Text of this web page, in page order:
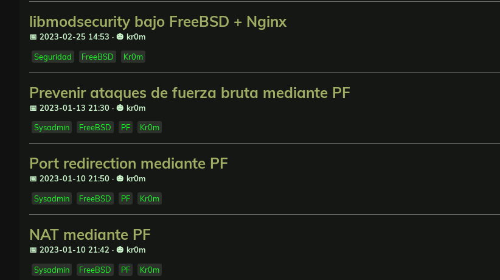
libmodsecurity bajo FreeBSD + Nginx
📅 2023-02-25 14:53 · 🎃 kr0m
Seguridad FreeBSD Kr0m
Prevenir ataques de fuerza bruta mediante PF
📅 2023-01-13 21:30 · 🎃 kr0m
Sysadmin FreeBSD PF Kr0m
Port redirection mediante PF
📅 2023-01-10 21:50 · 🎃 kr0m
Sysadmin FreeBSD PF Kr0m
NAT mediante PF
📅 2023-01-10 21:42 · 🎃 kr0m
Sysadmin FreeBSD PF Kr0m